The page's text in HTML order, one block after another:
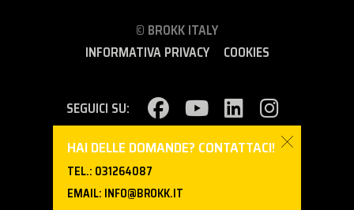
HAI DELLE DOMANDE? CONTATTACI!
TEL.: 031264087
EMAIL: INFO@BROKK.IT
© BROKK ITALY
INFORMATIVA PRIVACY
COOKIES
SEGUICI SU:
ITALY (EUROPE)